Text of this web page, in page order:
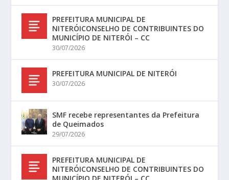
PREFEITURA MUNICIPAL DE
NITERÓICONSELHO DE CONTRIBUINTES DO
MUNICÍPIO DE NITERÓI – CC
30/07/2026
PREFEITURA MUNICIPAL DE NITERÓI
30/07/2026
SMF recebe representantes da Prefeitura
de Queimados
29/07/2026
PREFEITURA MUNICIPAL DE
NITERÓICONSELHO DE CONTRIBUINTES DO